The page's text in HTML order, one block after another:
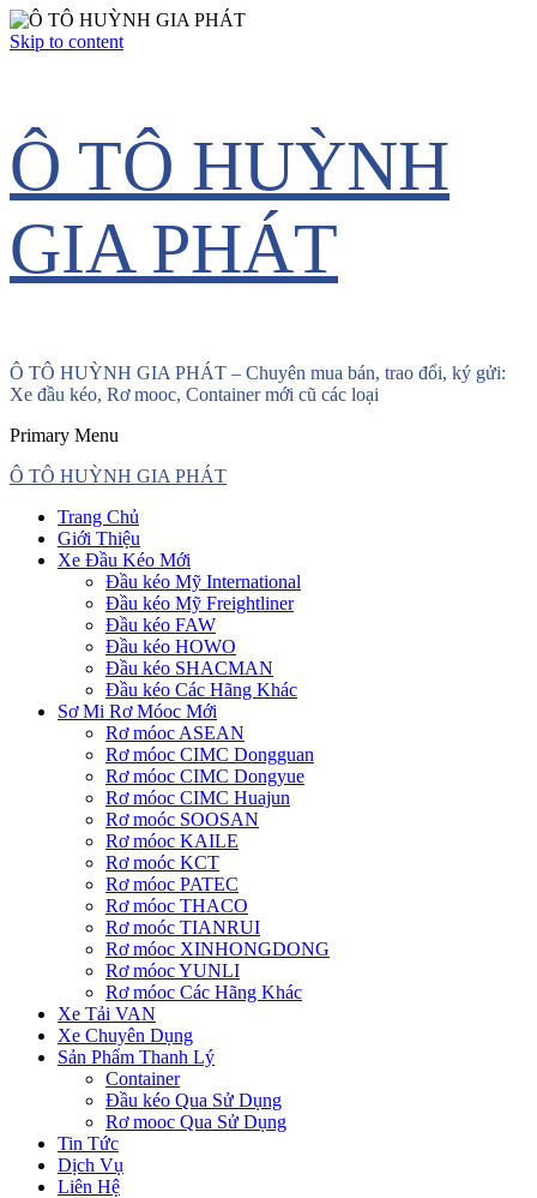
Skip to content
Ô TÔ HUỲNH
GIA PHÁT
Ô TÔ HUỲNH GIA PHÁT – Chuyên mua bán, trao đổi, ký gửi:
Xe đầu kéo, Rơ mooc, Container mới cũ các loại
Primary Menu
Ô TÔ HUỲNH GIA PHÁT
Trang Chủ
Giới Thiệu
Xe Đầu Kéo Mới
Đầu kéo Mỹ International
Đầu kéo Mỹ Freightliner
Đầu kéo FAW
Đầu kéo HOWO
Đầu kéo SHACMAN
Đầu kéo Các Hãng Khác
Sơ Mi Rơ Móoc Mới
Rơ móoc ASEAN
Rơ móoc CIMC Dongguan
Rơ móoc CIMC Dongyue
Rơ móoc CIMC Huajun
Rơ moóc SOOSAN
Rơ móoc KAILE
Rơ moóc KCT
Rơ móoc PATEC
Rơ móoc THACO
Rơ moóc TIANRUI
Rơ móoc XINHONGDONG
Rơ móoc YUNLI
Rơ móoc Các Hãng Khác
Xe Tải VAN
Xe Chuyên Dụng
Sản Phẩm Thanh Lý
Container
Đầu kéo Qua Sử Dụng
Rơ mooc Qua Sử Dụng
Tin Tức
Dịch Vụ
Liên Hệ